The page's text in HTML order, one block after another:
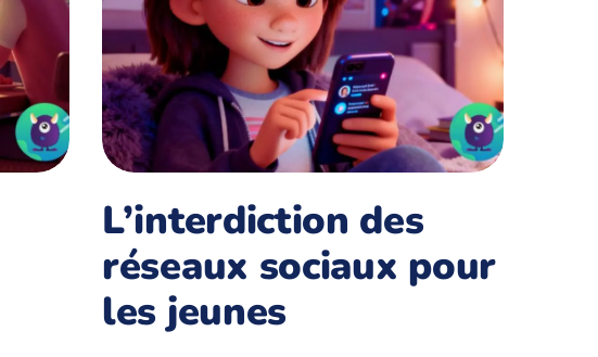
L’interdiction des
réseaux sociaux pour
les jeunes